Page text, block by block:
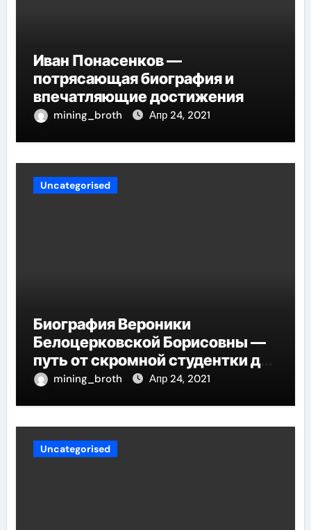
Иван Понасенков —
потрясающая биография и
впечатляющие достижения
mining_broth Апр 24, 2021
Uncategorised
Биография Вероники
Белоцерковской Борисовны —
путь от скромной студентки до
великолепных достижений в
mining_broth Апр 24, 2021
Uncategorised